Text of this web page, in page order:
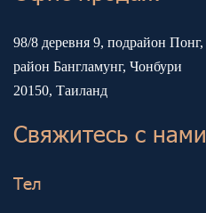
98/8 деревня 9, подрайон Понг,
район Бангламунг, Чонбури
20150, Таиланд
Свяжитесь с нами
Тел